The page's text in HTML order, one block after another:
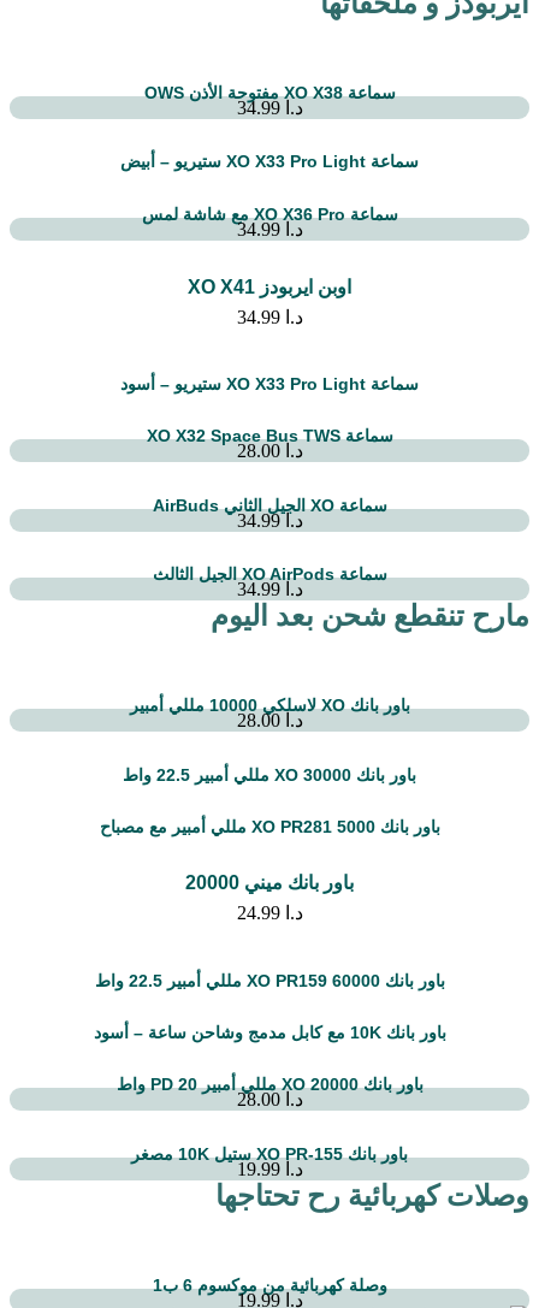
سماعة XO X38 مفتوحة الأذن OWS
د.ا 34.99
سماعة XO X33 Pro Light ستيريو – أبيض
سماعة XO X36 Pro مع شاشة لمس
د.ا 34.99
اوبن ايربودز XO X41
د.ا 34.99
سماعة XO X33 Pro Light ستيريو – أسود
سماعة XO X32 Space Bus TWS
د.ا 28.00
سماعة XO الجيل الثاني AirBuds
د.ا34.99
سماعة XO AirPods الجيل الثالث
د.ا 34.99
مارح تنقطع شحن بعد اليوم
باور بانك XO لاسلكي 10000 مللي أمبير
د.ا 28.00
باور بانك XO 30000 مللي أمبير 22.5 واط
باور بانك XO PR281 5000 مللي أمبير مع مصباح
باور بانك ميني 20000
د.ا 24.99
باور بانك XO PR159 60000 مللي أمبير 22.5 واط
باور بانك 10K مع كابل مدمج وشاحن ساعة – أسود
باور بانك XO 20000 مللي أمبير PD 20 واط
د.ا 28.00
باور بانك XO PR-155 ستيل 10K مصغر
د.ا 19.99
وصلات كهربائية رح تحتاجها
وصلة كهربائية من موكسوم 6 ب1
د.ا 19.99